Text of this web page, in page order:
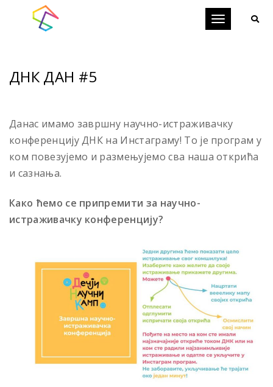
Toggle
ДНК ДАН #5
Данас имамо завршну научно-истраживачку
конференцију ДНК на Инстаграму! То је програм у
ком повезујемо и размењујемо сва наша открића
и сазнања.
Како ћемо се припремити за научно-
истраживачку конференцију?